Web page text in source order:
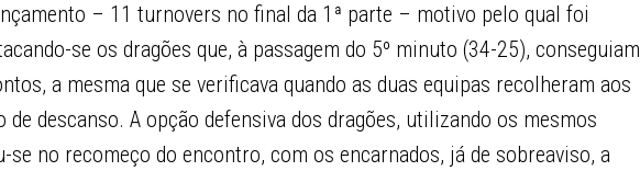
– 11 turnovers no final da 1ª parte – motivo pelo qual foi
se os dragões que, à passagem do 5º minuto (34-25), conseguiam
a mesma que se verificava quando as duas equipas recolheram aos
de descanso. A opção defensiva dos dragões, utilizando os mesmos
se no recomeço do encontro, com os encarnados, já de sobreaviso, a